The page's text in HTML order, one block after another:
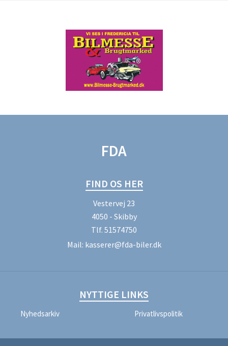
FDA
FIND OS HER
Vestervej 23
4050 - Skibby
Tlf. 51574750
Mail: kasserer@fda-biler.dk
NYTTIGE LINKS
Nyhedsarkiv Privatlivspolitik